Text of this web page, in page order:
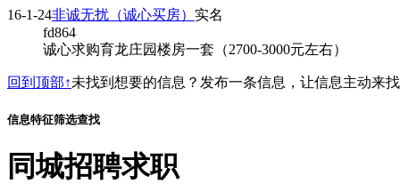
16-1-24非诚无扰（诚心买房） 实名
fd864
诚心求购育龙庄园楼房一套（2700-3000元左右）
回到顶部↑未找到想要的信息？发布一条信息，让信息主动来
信息特征筛选查找
同城招聘求职